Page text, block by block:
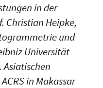
in der
Christian Heipke,
und
Universität
Asiatischen
in Makassar